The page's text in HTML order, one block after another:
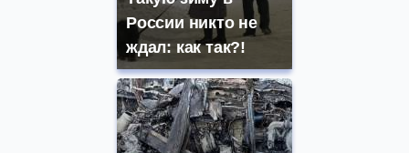
России никто не
ждал: как так?!